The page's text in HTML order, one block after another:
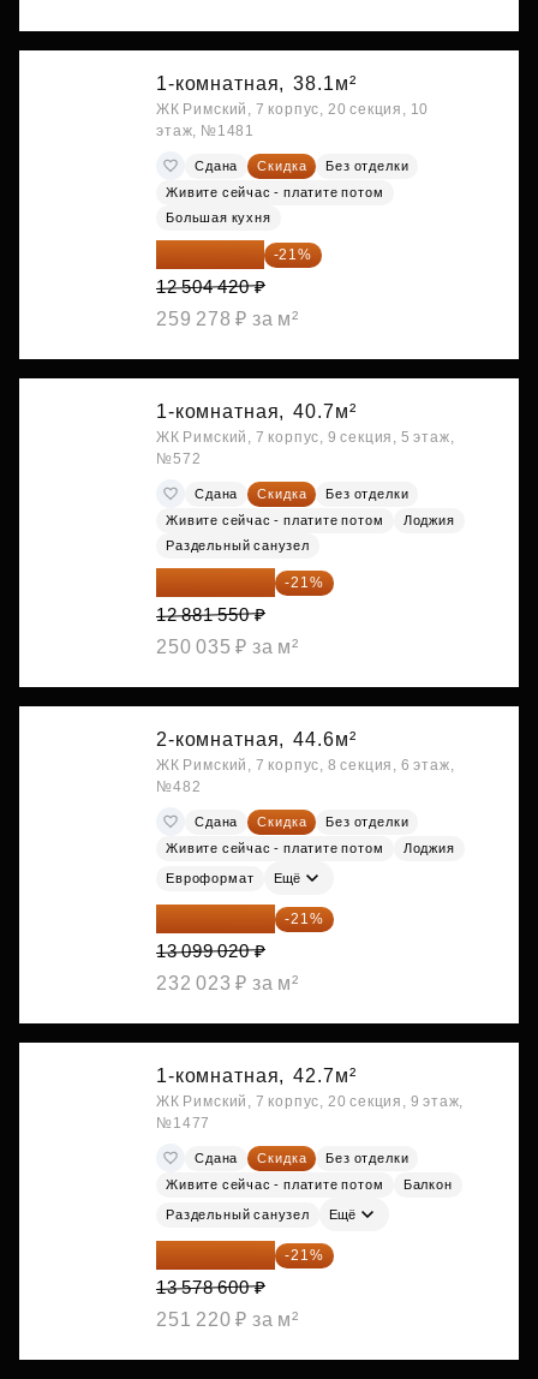
1-комнатная, 38.1м²
ЖК Римский, 7 корпус, 20 секция, 10
этаж, №1481
Сдана Скидка
Без отделки
Живите сейчас - платите потом
Большая кухня
-21%
12 504 420 ₽
259 278 ₽ за м²
1-комнатная, 40.7м²
ЖК Римский, 7 корпус, 9 секция, 5 этаж,
№572
Сдана Скидка
Без отделки
Живите сейчас - платите потом
Лоджия
Раздельный санузел
10 176 425 ₽ -21%
12 881 550 ₽
250 035 ₽ за м²
2-комнатная, 44.6м²
ЖК Римский, 7 корпус, 8 секция, 6 этаж,
№482
Сдана Скидка
Без отделки
Живите сейчас - платите потом
Лоджия
Евроформат Ещё
10 348 226 ₽ -21%
13 099 020 ₽
232 023 ₽ за м²
1-комнатная, 42.7м²
ЖК Римский, 7 корпус, 20 секция, 9 этаж,
№1477
Сдана Скидка
Без отделки
Живите сейчас - платите потом
Балкон
Раздельный санузел Ещё
10 727 094 ₽ -21%
13 578 600 ₽
251 220 ₽ за м²